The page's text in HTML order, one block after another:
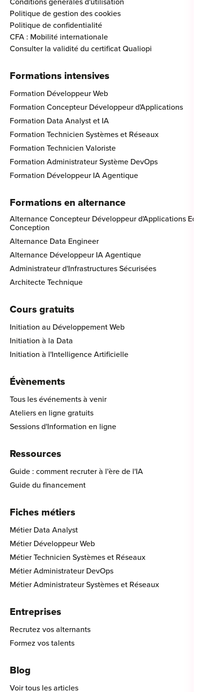
Conditions générales d'utilisation
Politique de gestion des cookies
Politique de confidentialité
CFA : Mobilité internationale
Consulter la validité du certificat Qualiopi
Formations intensives
Formation Développeur Web
Formation Concepteur Développeur d'Applications
Formation Data Analyst et IA
Formation Technicien Systèmes et Réseaux
Formation Technicien Valoriste
Formation Administrateur Système DevOps
Formation Développeur IA Agentique
Formations en alternance
Alternance Concepteur Développeur d'Applications Eco-
Conception
Alternance Data Engineer
Alternance Développeur IA Agentique
Administrateur d'Infrastructures Sécurisées
Architecte Technique
Cours gratuits
Initiation au Développement Web
Initiation à la Data
Initiation à l'Intelligence Artificielle
Évènements
Tous les événements à venir
Ateliers en ligne gratuits
Sessions d'Information en ligne
Ressources
Guide : comment recruter à l'ère de l'IA
Guide du financement
Fiches métiers
Métier Data Analyst
Métier Développeur Web
Métier Technicien Systèmes et Réseaux
Métier Administrateur DevOps
Métier Administrateur Systèmes et Réseaux
Entreprises
Recrutez vos alternants
Formez vos talents
Blog
Voir tous les articles